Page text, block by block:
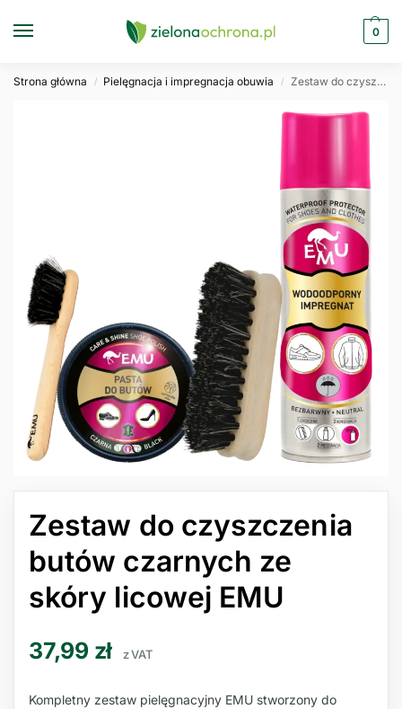
0
Strona główna / Pielęgnacja i impregnacja obuwia / Zestaw do czyszczenia butów czarnych ze skóry licowej EMU
Zestaw do czyszczenia
butów czarnych ze
skóry licowej EMU
37,99 zł z VAT
Kompletny zestaw pielęgnacyjny EMU stworzony do